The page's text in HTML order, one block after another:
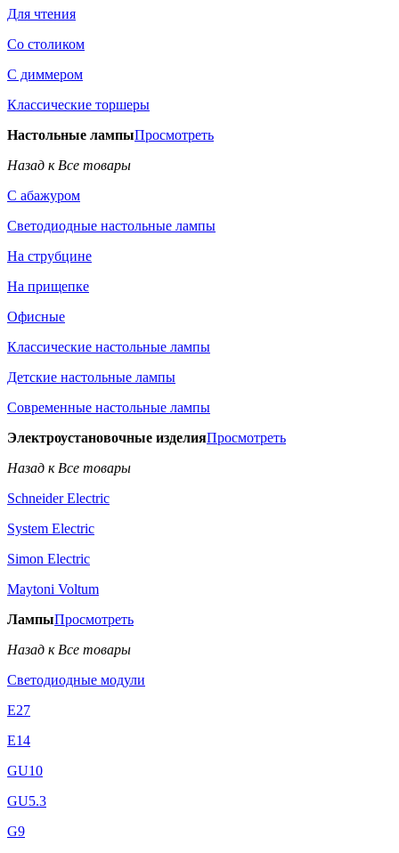
Для чтения
Со столиком
С диммером
Классические торшеры
Настольные лампыПросмотреть
Назад к Все товары
С абажуром
Светодиодные настольные лампы
На струбцине
На прищепке
Офисные
Классические настольные лампы
Детские настольные лампы
Современные настольные лампы
Электроустановочные изделияПросмотреть
Назад к Все товары
Schneider Electric
System Electric
Simon Electric
Maytoni Voltum
ЛампыПросмотреть
Назад к Все товары
Светодиодные модули
E27
E14
GU10
GU5.3
G9